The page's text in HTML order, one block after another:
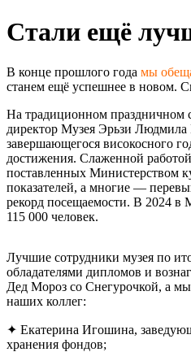
Стали ещё
В конце прошлого года мы
станем ещё успешнее в новом.
На традиционном праздничном
директор Музея Эрьзи Людмила
завершающегося високосного
достижения. Слаженной
поставленных Министерством
показателей, а многие —
рекорд посещаемости. В 2024 в
115 000 человек.
Лучшие сотрудники музея по
обладателями дипломов и
Дед Мороз со Снегурочкой, а
наших коллег:
✦ Екатерина Игошина,
хранения фондов;